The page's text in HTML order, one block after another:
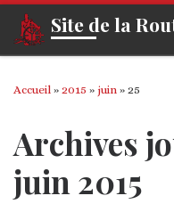
Skip to content
Site de la
Accueil » 2015 » juin » 25
Archives
juin 2015